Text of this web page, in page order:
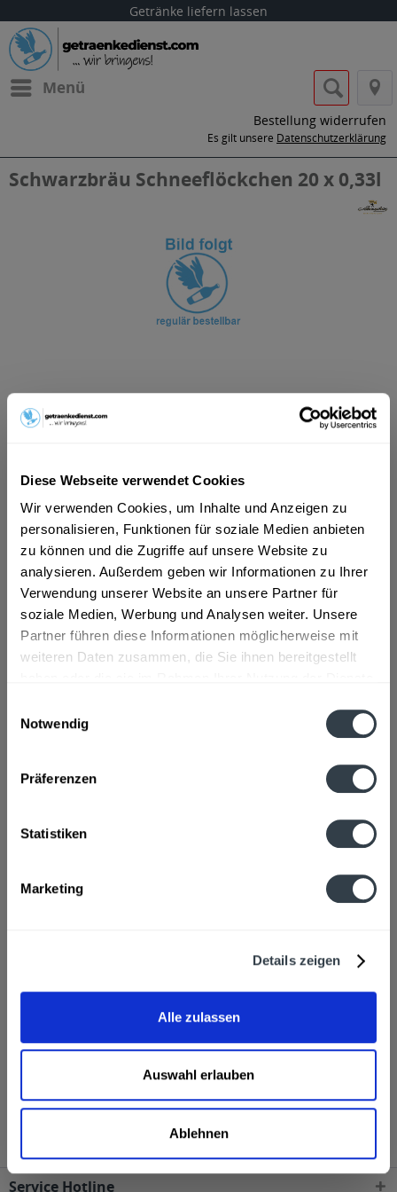
Diese Webseite verwendet Cookies
Wir verwenden Cookies, um Inhalte und Anzeigen zu
personalisieren, Funktionen für soziale Medien anbieten
zu können und die Zugriffe auf unsere Website zu
analysieren. Außerdem geben wir Informationen zu Ihrer
Verwendung unserer Website an unsere Partner für
soziale Medien, Werbung und Analysen weiter. Unsere
Partner führen diese Informationen möglicherweise mit
weiteren Daten zusammen, die Sie ihnen bereitgestellt
Notwendig
Präferenzen
Statistiken
Marketing
Details zeigen
Alle zulassen
Auswahl erlauben
Ablehnen
Getränke liefern lassen
Menü
Bestellung widerrufen
Es gilt unsere Datenschutzerklärung
Schwarzbräu Schneeflöckchen 20 x 0,33l
inkl. MwSt.ggf. zzgl. Erschwerniszuschlag
Vorrätig
MEHRWEG
+3,10 € Pfand
In den Warenkorb
Artikel-Nr.:
33065
Verfügbar in:
mehr
Zutaten und Allergene
Ähnliche Artikel
Kunden haben sich ebenfalls angesehen
Schwarzbräu Schneeflöckchen 20 x 0,33l wird in den
folgenden Regionen, Städten, Orten und Postleitzahl-
Gebieten geliefert
Service Hotline